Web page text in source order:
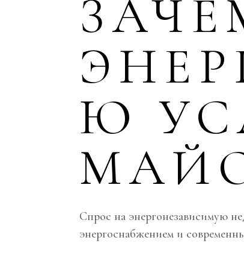
Ю
Спрос на энергонезависимую
энергоснабжением и